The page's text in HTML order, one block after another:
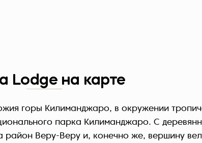
Lodge на карте
горы Килиманджаро, в окружении
парка Килиманджаро. С
Веру-Веру и, конечно же, вершину